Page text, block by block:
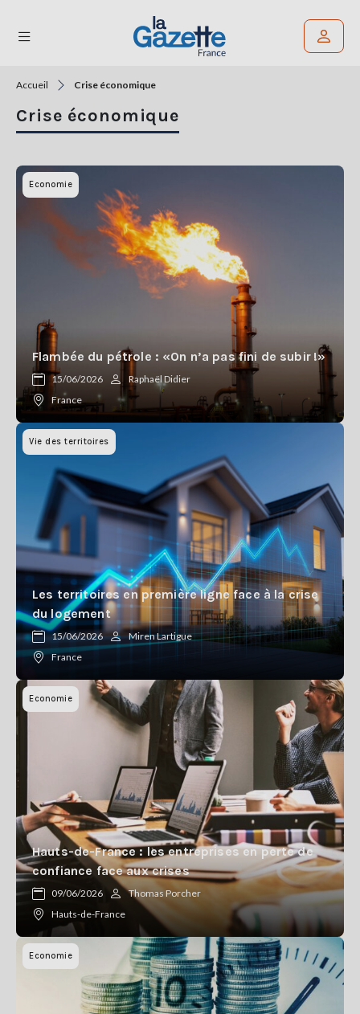
THÉMATIQUES
RÉGIONS
connecter
S'abonner
Accueil Crise économique
Crise économique
Economie
Flambée du pétrole : «On n’a pas fini de subir !»
15/06/2026
Raphaël Didier
France
Vie des territoires
Les territoires en première ligne face à la crise
du logement
15/06/2026
Miren Lartigue
France
Economie
Hauts-de-France : les entreprises en perte de
confiance face aux crises
09/06/2026
Thomas Porcher
Hauts-de-France
Economie